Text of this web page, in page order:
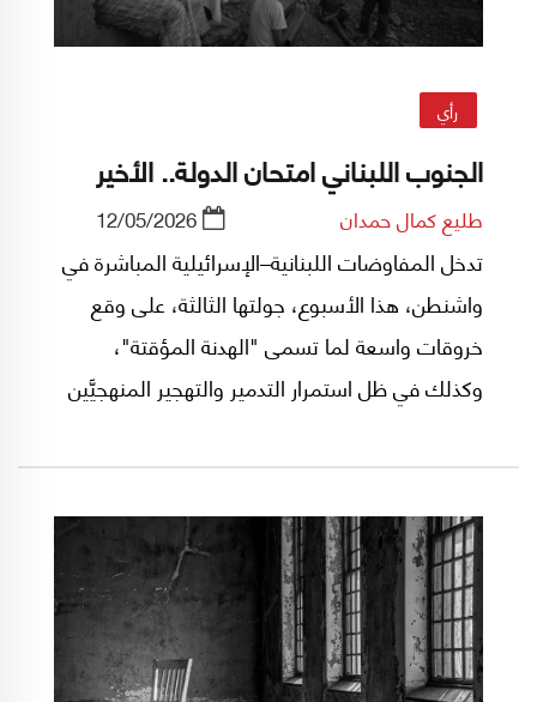
رأي
الجنوب اللبناني امتحان الدولة.. الأخير
طليع كمال حمدان 12/05/2026
تدخل المفاوضات اللبنانية–الإسرائيلية المباشرة في
واشنطن، هذا الأسبوع، جولتها الثالثة، على وقع
خروقات واسعة لما تسمى "الهدنة المؤقتة"،
وكذلك في ظل استمرار التدمير والتهجير المنهجيَّين
وبذلك، لا تبدو الطاولة التفاوضية منفصلة عن
الميدان، بل امتدادًا له بوسائل أخرى: يذهب لبنان
إليها مثقلًا بملف وقف العدوان، والانسحاب، وعودة
المهجّرين، وإطلاق الأسرى وإعادة الإعمار، فيما
تدخلها إسرائيل من موقع القوة، واضعةً نزع سلاح
المقاومة في صلب أي تفاوض مع لبنان.